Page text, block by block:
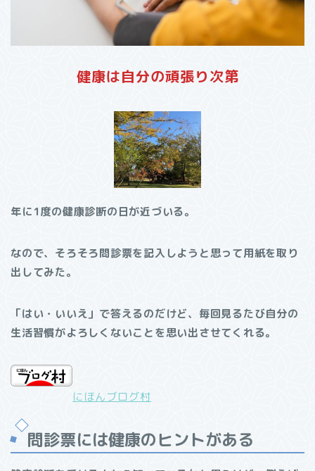
健康は自分の頑張り次第
年に1度の健康診断の日が近づいる。
なので、そろそろ問診票を記入しようと思って用紙を取り
出してみた。
「はい・いいえ」で答えるのだけど、毎回見るたび自分の
生活習慣がよろしくないことを思い出させてくれる。
にほんブログ村
問診票には健康のヒントがある